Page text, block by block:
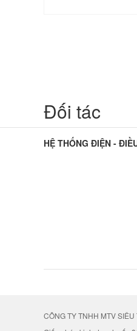
Đối tác
HỆ THỐNG ĐIỆN -
CÔNG TY TNHH MTV